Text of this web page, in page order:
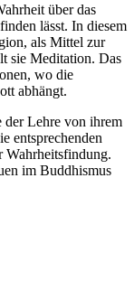
über das
lässt. In diesem
als Mittel zur
sie Meditation. Das
wo die
abhängt.
der Lehre von ihrem
entsprechenden
Wahrheitsfindung.
im Buddhismus